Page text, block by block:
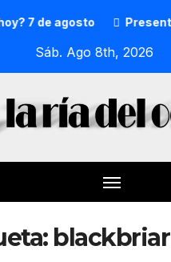
7 de agosto
Sáb. Ago 8th, 2026
blackbriar